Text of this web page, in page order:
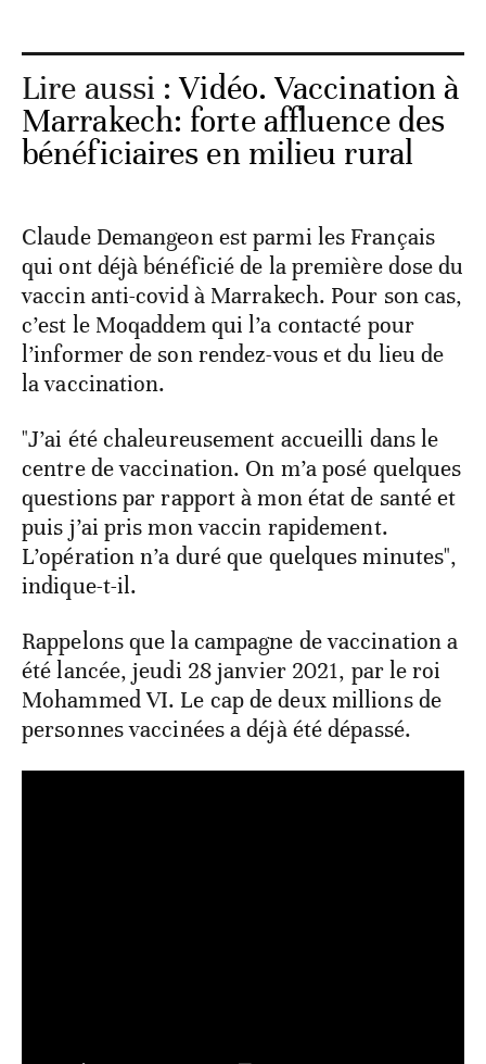
Lire aussi :Vidéo. Vaccination à
Marrakech: forte affluence des
bénéficiaires en milieu rural
Claude Demangeon est parmi les Français
qui ont déjà bénéficié de la première dose du
vaccin anti-covid à Marrakech. Pour son cas,
c’est le Moqaddem qui l’a contacté pour
l’informer de son rendez-vous et du lieu de
la vaccination.
"J’ai été chaleureusement accueilli dans le
centre de vaccination. On m’a posé quelques
questions par rapport à mon état de santé et
puis j’ai pris mon vaccin rapidement.
L’opération n’a duré que quelques minutes",
indique-t-il.
Rappelons que la campagne de vaccination a
été lancée, jeudi 28 janvier 2021, par le roi
Mohammed VI. Le cap de deux millions de
personnes vaccinées a déjà été dépassé.